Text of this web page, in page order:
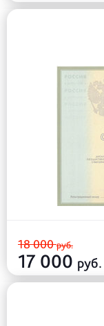
18 000руб.
17 000 руб.